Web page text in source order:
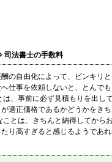
司法書士の手数料
の自由化によって、ピンキリ
仕事を依頼しないと、とんで
は、事前に必ず見積もりを出し
適正価格であるかどうかをき
ことは、きちんと納得してから
り高すぎると感じるようであ